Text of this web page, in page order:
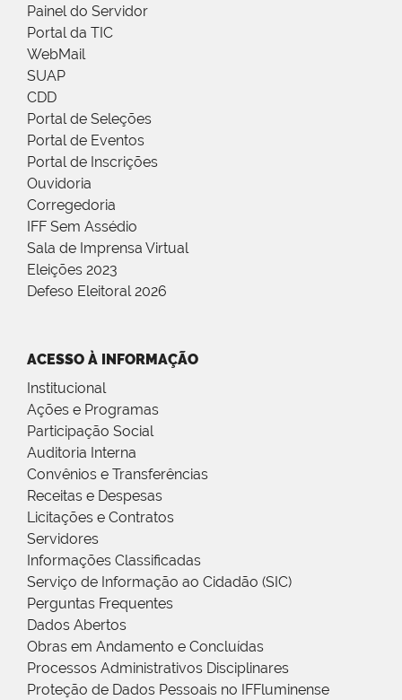
Painel do Servidor
Portal da TIC
WebMail
SUAP
CDD
Portal de Seleções
Portal de Eventos
Portal de Inscrições
Ouvidoria
Corregedoria
IFF Sem Assédio
Sala de Imprensa Virtual
Eleições 2023
Defeso Eleitoral 2026
ACESSO À INFORMAÇÃO
Institucional
Ações e Programas
Participação Social
Auditoria Interna
Convênios e Transferências
Receitas e Despesas
Licitações e Contratos
Servidores
Informações Classificadas
Serviço de Informação ao Cidadão (SIC)
Perguntas Frequentes
Dados Abertos
Obras em Andamento e Concluídas
Processos Administrativos Disciplinares
Proteção de Dados Pessoais no IFFluminense